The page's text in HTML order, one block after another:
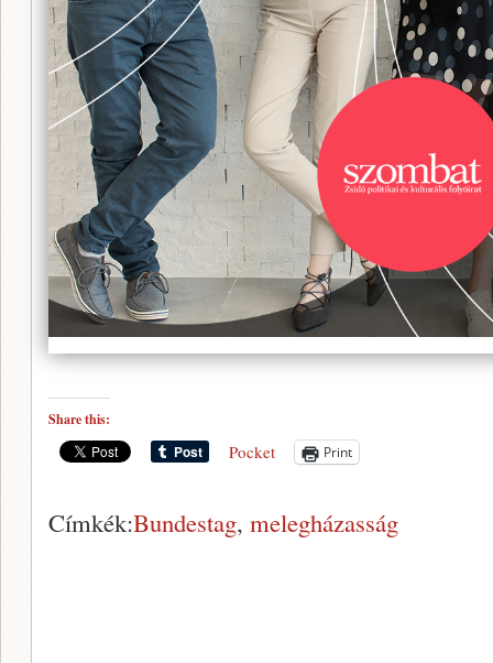
Share this:
Pocket Print
Címkék:Bundestag, melegházasság